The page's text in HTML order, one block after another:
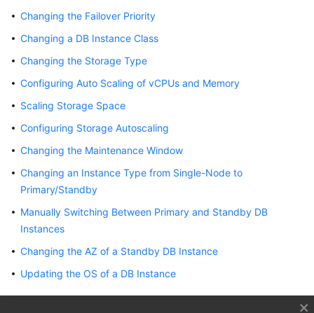
Service
Billing
Getting
Started
User
Guide
Best
Practices
Performance
White
Paper
Changing the Failover Priority
Changing a DB Instance Class
Changing the Storage Type
Configuring Auto Scaling of vCPUs and Memory
Scaling Storage Space
Configuring Storage Autoscaling
Changing the Maintenance Window
Changing an Instance Type from Single-Node to
Primary/Standby
Manually Switching Between Primary and Standby DB
Instances
Changing the AZ of a Standby DB Instance
Updating the OS of a DB Instance